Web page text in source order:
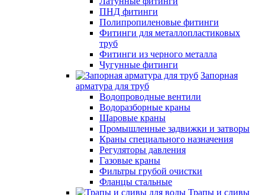
ПНД фитинги
Полипропиленовые фитинги
Фитинги для металлопластиковых
труб
Фитинги из черного металла
Чугунные фитинги
Запорная
арматура для труб
Водопроводные вентили
Водоразборные краны
Шаровые краны
Промышленные задвижки и затворы
Краны специального назначения
Регуляторы давления
Газовые краны
Фильтры грубой очистки
Фланцы стальные
Трапы и сливы